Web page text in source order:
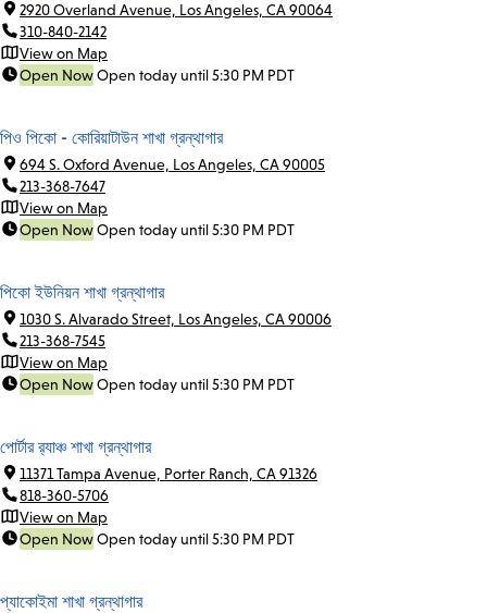
2920 Overland Avenue, Los Angeles, CA 90064
310-840-2142
View on Map
Open NowOpen today until 5:30 PM PDT
পিও পিকো - কোরিয়াটাউন শাখা গ্রন্থাগার
694 S. Oxford Avenue, Los Angeles, CA 90005
213-368-7647
View on Map
Open NowOpen today until 5:30 PM PDT
পিকো ইউনিয়ন শাখা গ্রন্থাগার
1030 S. Alvarado Street, Los Angeles, CA 90006
213-368-7545
View on Map
Open NowOpen today until 5:30 PM PDT
পোর্টার র‍্যাঞ্চ শাখা গ্রন্থাগার
11371 Tampa Avenue, Porter Ranch, CA 91326
818-360-5706
View on Map
Open NowOpen today until 5:30 PM PDT
প্যাকোইমা শাখা গ্রন্থাগার